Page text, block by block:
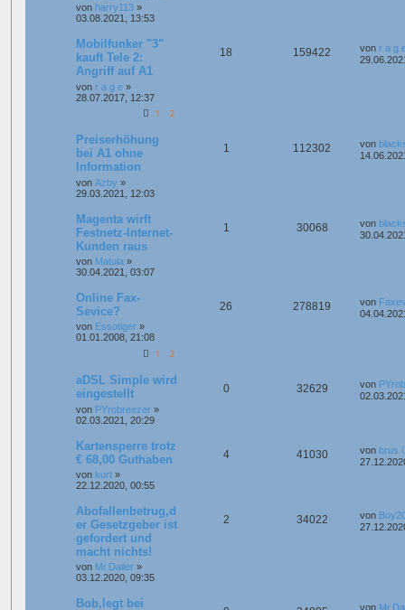
von harry113 »
03.08.2021, 13:53
Mobilfunker "3"
kauft Tele 2:
Angriff auf A1
von r a g e »
28.07.2017, 12:37
1 2
18 159422 von r a g
Preiserhöhung
bei A1 ohne
Information
von Azby »
29.03.2021, 12:03
1 112302 von
Magenta wirft
Festnetz-Internet-
Kunden raus
von Matula »
30.04.2021, 03:07
1 30068 von
Online Fax-
Sevice?
von Essotiger »
01.01.2008, 21:08
1 2
26 278819 von
aDSL Simple wird
eingestellt
von PYrobreezer »
02.03.2021, 20:29
0 32629 von
Kartensperre trotz
€ 68,00 Guthaben
von kurt »
22.12.2020, 00:55
4 41030 von brus
Abofallenbetrug,d
er Gesetzgeber ist
gefordert und
macht nichts!
von Mr.Dailer »
03.12.2020, 09:35
2 34022 von
Bob,legt bei von